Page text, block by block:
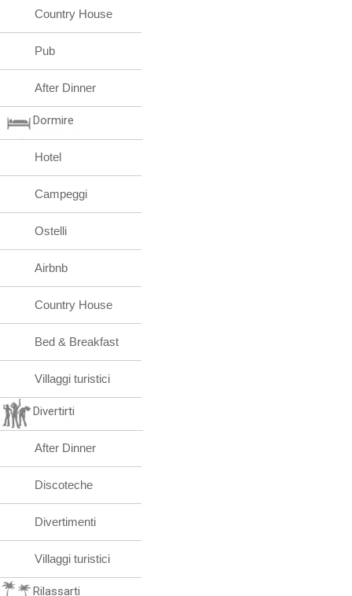
Country House
Pub
After Dinner
Dormire
Hotel
Campeggi
Ostelli
Airbnb
Country House
Bed & Breakfast
Villaggi turistici
Divertirti
After Dinner
Discoteche
Divertimenti
Villaggi turistici
Rilassarti